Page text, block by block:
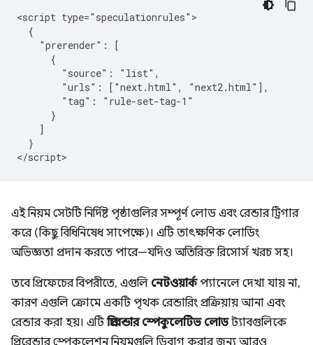
<script type="speculationrules">
  {
    "prerender": [
      {
        "source": "list",
        "urls": ["next.html", "next2.html"],
        "tag": "rule-set-tag-1"
      }
    ]
  }
এই নিয়ম সেটটি নির্দিষ্ট পৃষ্ঠাগুলির সম্পূর্ণ লোড এবং রেন্ডার ট্রিগার
করে (কিছু বিধিনিষেধ সাপেক্ষে)। এটি তাৎক্ষণিক লোডিং
অভিজ্ঞতা প্রদান করতে পারে—যদিও অতিরিক্ত রিসোর্স খরচ সহ।
তবে প্রিফেচের বিপরীতে, এগুলি নেটওয়ার্কপ্যানেলে দেখা যায় না,
কারণ এগুলি ক্রোমে একটি পৃথক রেন্ডারিং প্রক্রিয়ায় আনা এবং
রেন্ডার করা হয়। এটিপ্রিরেন্ডার স্পেকুলেটিভ লোডট্যাবগুলিকে
প্রিরেন্ডার স্পেকুলেশন নিয়মগুলি ডিবাগ করার জন্য আরও